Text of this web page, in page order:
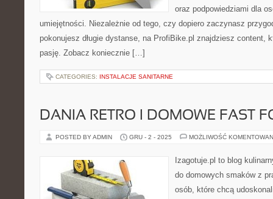
oraz podpowiedziami dla
umiejętności. Niezależnie od tego, czy dopiero zaczynasz
pokonujesz długie dystanse, na ProfiBike.pl znajdziesz content,
pasję. Zobacz koniecznie […]
CATEGORIES: INSTALACJE SANITARNE
DANIA RETRO I DOMOWE FAST
POSTED BY ADMIN GRU - 2 - 2025 MOŻLIWOŚĆ
Izagotuje.pl to blog
do domowych smaków z
osób, które chcą